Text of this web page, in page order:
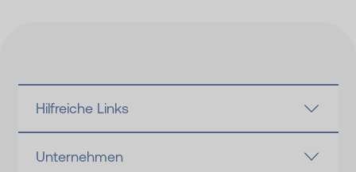
Hilfreiche Links
Unternehmen